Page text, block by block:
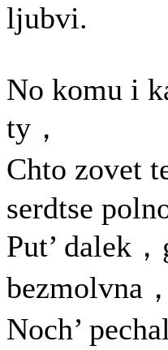
ljubvi.
No komu i
ty，
Chto zovet
serdtse
Put’ dalek
bezmolvna，
Noch’